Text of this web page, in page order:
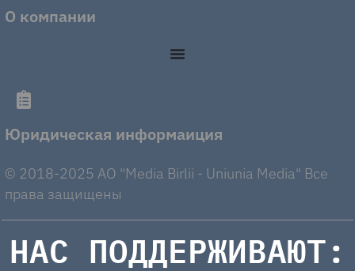
О компании
Юридическая информаиция
© 2018-2025 AO "Media Birlii - Uniunia Media" Все
права защищены
НАС ПОДДЕРЖИВАЮТ: